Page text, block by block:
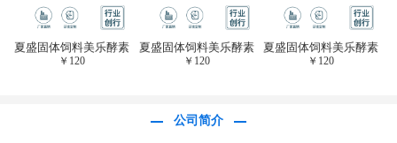
夏盛固体饲料美乐酵素
(水产海参海胆专
￥ 120
夏盛固体饲料美乐酵素
(水产海参海胆专
￥ 120
夏盛固体饲料美乐酵素
(水产海参海胆专
￥ 120
公司简介